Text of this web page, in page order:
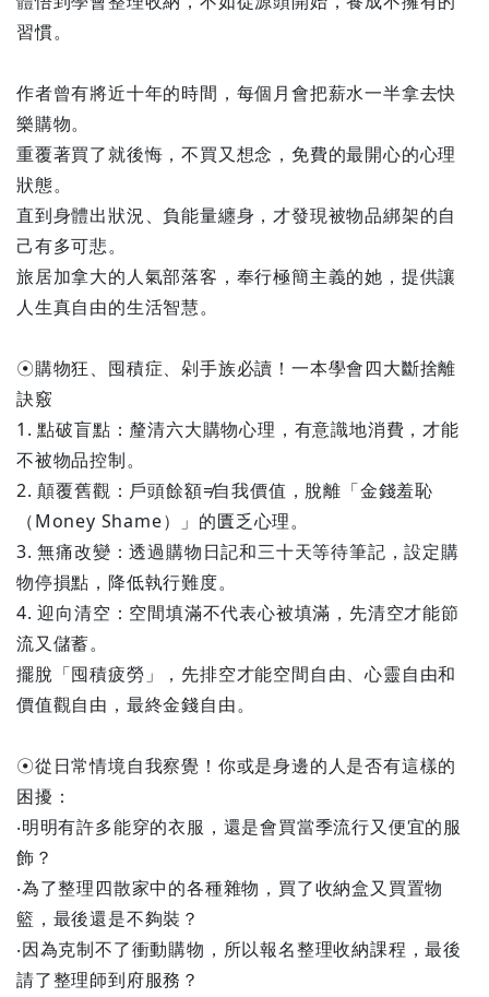
習慣。
作者曾有將近十年的時間，每個月會把薪水一半拿去快
樂購物。
重覆著買了就後悔，不買又想念，免費的最開心的心理
狀態。
直到身體出狀況、負能量纏身，才發現被物品綁架的自
己有多可悲。
旅居加拿大的人氣部落客，奉行極簡主義的她，提供讓
人生真自由的生活智慧。
☉購物狂、囤積症、剁手族必讀！一本學會四大斷捨離
訣竅
1. 點破盲點：釐清六大購物心理，有意識地消費，才能
不被物品控制。
2. 顛覆舊觀：戶頭餘額≠自我價值，脫離「金錢羞恥
（Money Shame）」的匱乏心理。
3. 無痛改變：透過購物日記和三十天等待筆記，設定購
物停損點，降低執行難度。
4. 迎向清空：空間填滿不代表心被填滿，先清空才能節
流又儲蓄。
擺脫「囤積疲勞」，先排空才能空間自由、心靈自由和
價值觀自由，最終金錢自由。
☉從日常情境自我察覺！你或是身邊的人是否有這樣的
困擾：
‧明明有許多能穿的衣服，還是會買當季流行又便宜的服
飾？
‧為了整理四散家中的各種雜物，買了收納盒又買置物
籃，最後還是不夠裝？
‧因為克制不了衝動購物，所以報名整理收納課程，最後
請了整理師到府服務？